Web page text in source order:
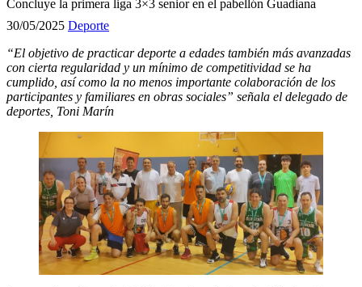
Concluye la primera liga 3×3 senior en el pabellón Guadiana
30/05/2025 Deporte
“El objetivo de practicar deporte a edades también más avanzadas
con cierta regularidad y un mínimo de competitividad se ha
cumplido, así como la no menos importante colaboración de los
participantes y familiares en obras sociales” señala el delegado de
deportes, Toni Marín